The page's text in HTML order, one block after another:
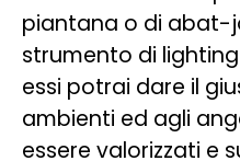
piantana o di abat-
strumento di
essi potrai dare il
ambienti ed agli
essere valorizzati e